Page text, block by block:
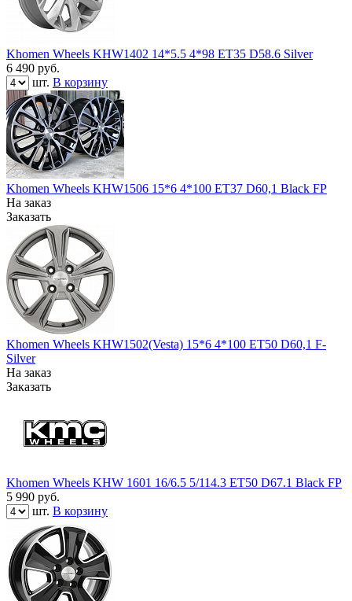
Khomen Wheels KHW1402 14*5.5 4*98 ET35 D58.6 Silver
6 490 руб.
шт. В корзину
Khomen Wheels KHW1506 15*6 4*100 ET37 D60,1 Black FP
На заказ
Заказать
Khomen Wheels KHW1502(Vesta) 15*6 4*100 ET50 D60,1 F-
Silver
На заказ
Заказать
Khomen Wheels KHW 1601 16/6.5 5/114.3 ET50 D67.1 Black FP
5 990 руб.
шт. В корзину